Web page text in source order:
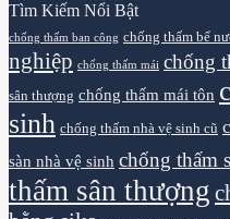
Tìm Kiếm Nổi Bật
chống thấm ban công chống thấm bể
nghiệp chống thấm mái chống
sân thượng chống thấm mái tôn
sinh chống thấm nhà vệ sinh cũ
sàn nhà vệ sinh chống thấm
thấm sân thượng